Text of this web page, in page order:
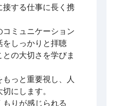
接する仕事に長く携
ミュニケーション
をしっかりと拝聴
の大切さを学びま
っと重要視し、人
にします。
りが感じられる